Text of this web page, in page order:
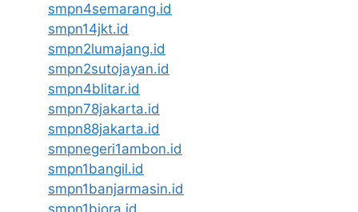
smpn4semarang.id
smpn14jkt.id
smpn2lumajang.id
smpn2sutojayan.id
smpn4blitar.id
smpn78jakarta.id
smpn88jakarta.id
smpnegeri1ambon.id
smpn1bangil.id
smpn1banjarmasin.id